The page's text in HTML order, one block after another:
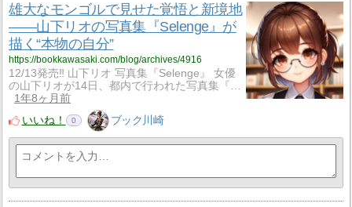
雄大なモンゴルで見せた覚悟と新境地
――山下リオの写真集『Selenge』が
描く“本物の自分”
https://bookkawasaki.com/blog/archives/4916
12/13発売‼ 山下リオ 写真集『Selenge』 女優
の山下リオが14日、都内で行われた写真集『…
1年8ヶ月前
いいね！
0 ブック川崎